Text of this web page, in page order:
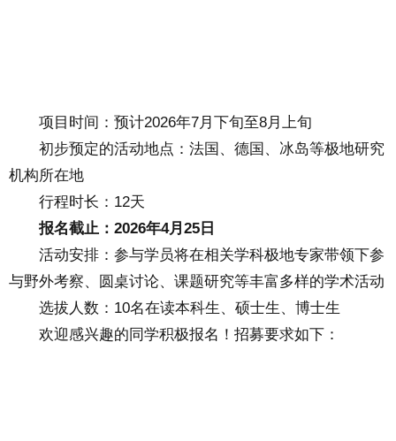
项目时间：预计2026年7月下旬至8月上旬
初步预定的活动地点：法国、德国、冰岛等极地研究
机构所在地
行程时长：12天
报名截止：2026年4月25日
活动安排：参与学员将在相关学科极地专家带领下参
与野外考察、圆桌讨论、课题研究等丰富多样的学术活动
选拔人数：10名在读本科生、硕士生、博士生
欢迎感兴趣的同学积极报名！招募要求如下：